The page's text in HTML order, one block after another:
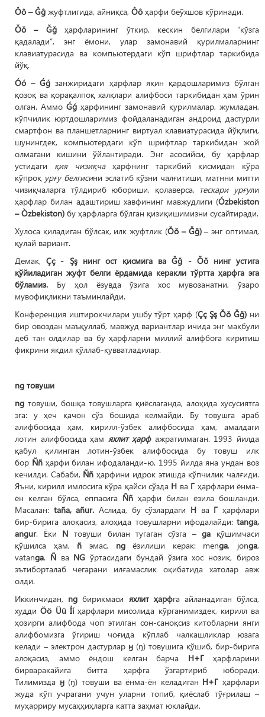
Ôô – Ĝĝ жуфтлигида, айниқса, Ôô ҳарфи беўхшов кўринади.
Ǒǒ – Ǧǧҳарфларининг ўткир, кескин белгилари “кўзга
қадалади”, энг ёмони, улар замонавий қурилмаларнинг
клавиатурасида ва компьютердаги кўп шрифтлар таркибида
йўқ.
Óó – Ǵǵ занжиридаги ҳарфлар яқин қардошларимиз бўлган
қозоқ ва қорақалпоқ халқлари алифбоси таркибидан ҳам ўрин
олган. Аммо Ǵǵ ҳарфининг замонавий қурилмалар, жумладан,
кўпчилик юртдошларимиз фойдаланадиган андроид дастурли
смартфон ва планшетларнинг виртуал клавиатурасида йўқлиги,
шунингдек, компьютердаги кўп шрифтлар таркибидан жой
олмагани кишини ўйлантиради. Энг асосийси, бу ҳарфлар
устидаги қия чизиқча ҳарфнинг таркибий қисмидан кўра
кўпроқ урғу белгисини эслатиб кўзни чалғитиши, матнни митти
чизиқчаларга тўлдириб юбориши, қолаверса, тескари урғули
ҳарфлар билан адаштириш хавфининг мавжудлиги (Ózbekiston
– Òzbekiston) бу ҳарфларга бўлган қизиқишимизни сусайтиради.
Хулоса қиладиган бўлсак, илк жуфтлик (Ŏŏ – Ğğ)– энг оптимал,
қулай вариант.
Демак,Çç - Şş нинг ост қисмига ва Ğğ - Ŏŏ нинг устига
қўйиладиган жуфт белги ёрдамида керакли тўртта ҳарфга эга
бўламиз. Бу ҳол ёзувда ўзига хос мувозанатни, ўзаро
мувофиқликни таъминлайди.
Конференция иштирокчилари ушбу тўрт ҳарф (Çç Şş Ŏŏ Ğğ) ни
бир овоздан маъқуллаб, мавжуд вариантлар ичида энг мақбули
деб тан олдилар ва бу ҳарфларни миллий алифбога киритиш
фикрини якдил қўллаб-қувватладилар.
ng товуши
ng товуши, бошқа товушларга қиёслаганда, алоҳида хусусиятга
эга: у ҳеч қачон сўз бошида келмайди. Бу товушга араб
алифбосида ҳам, кирилл-ўзбек алифбосида ҳам, амалдаги
лотин алифбосида ҳам яхлит ҳарфажратилмаган. 1993 йилда
қабул қилинган лотин-ўзбек алифбосида бу товуш илк
бор Ññ ҳарфи билан ифодаланди-ю, 1995 йилда яна ундан воз
кечилди. Сабаби, Ññҳарфини идрок этишда кўпчилик чалғиди.
Яъни, кирилл имлосига кўра қайси сўзда Н ва Г ҳарфлари ёнма-
ён келган бўлса, ёппасига Ññ ҳарфи билан ёзила бошланди.
Масалан: taña, añur.Аслида, бу сўзлардаги Н ва Г ҳарфлари
бир-бирига алоқасиз, алоҳида товушларни ифодалайди: tanga,
angur. Ёки N товуши билан тугаган сўзга –gа қўшимчаси
қўшилса ҳам, ñ эмас, ngёзилиши керак: menga, jonga,
vatanga. Ñ ва NGўртасидаги бундай ўзига хос нозик, бироз
эътиборталаб чегарани илғамаслик оқибатида хатолар авж
олди.
Иккинчидан, ngбирикмаси яхлит ҳарфга айланадиган бўлса,
худдиÖö Üü Ííҳарфлари мисолида кўрганимиздек, кирилл ва
ҳозирги алифбода чоп этилган сон-саноқсиз китобларни янги
алифбомизга ўгириш чоғида кўплаб чалкашликлар юзага
келади – электрон дастурлар ӈ (ŋ) товушига қўшиб, бир-бирига
алоқасиз, аммо ёндош келган барча Н+Гҳарфларини
бирваракайига битта ҳарфга ўзгартириб юборади.
Тилимизда ӈ (ŋ) товуши ва ёнма-ён келадиган Н+Г ҳарфлари
жуда кўп учрагани учун уларни топиб, қиёслаб тўғрилаш –
муҳарриру мусаҳҳиҳларга катта заҳмат юклайди.